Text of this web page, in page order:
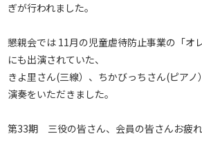
ぎが行われました。
懇親会では 11月の児童虐待防止事業の「オ
にも出演されていた、
きよ里さん(三線）、ちかびっちさん(ピア
演奏をいただきました。
第33期 三役の皆さん、会員の皆さんお疲れ